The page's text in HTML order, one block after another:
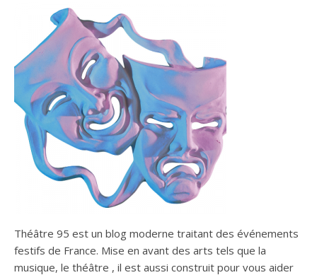
vintage
Théâtre 95 est un blog moderne traitant des événements
festifs de France. Mise en avant des arts tels que la
musique, le théâtre , il est aussi construit pour vous aider